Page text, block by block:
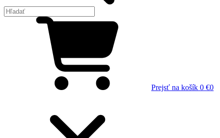
Prejsť na košík 0 €0